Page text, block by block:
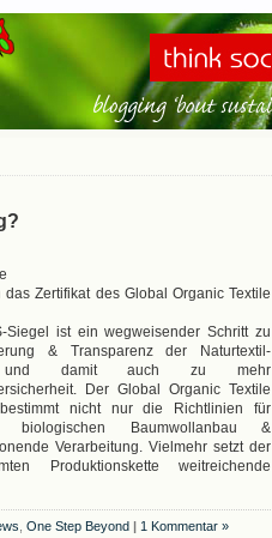
das Zertifikat des Global Organic Textile
Siegel ist ein wegweisender Schritt zu
& Transparenz der Naturtextil-
und damit auch zu mehr
Der Global Organic Textile
nicht nur die Richtlinien für
biologischen Baumwollanbau &
Verarbeitung. Vielmehr setzt der
Produktionskette weitreichende
One Step Beyond | 1 Kommentar »